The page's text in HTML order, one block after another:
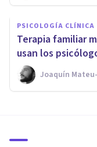
PSICOLOGÍA CLÍNICA
Terapia familiar
usan los
Joaquín